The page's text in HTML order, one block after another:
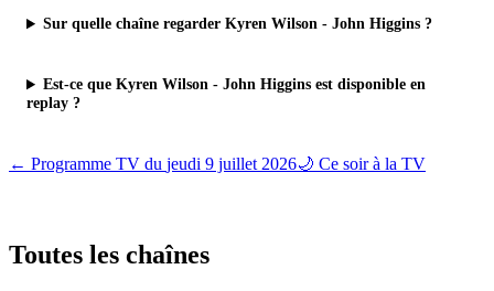
Sur quelle chaîne regarder Kyren Wilson - John Higgins ?
Est-ce que Kyren Wilson - John Higgins est disponible en
replay ?
← Programme TV du jeudi 9 juillet 2026🌙 Ce soir à la TV
Toutes les chaînes